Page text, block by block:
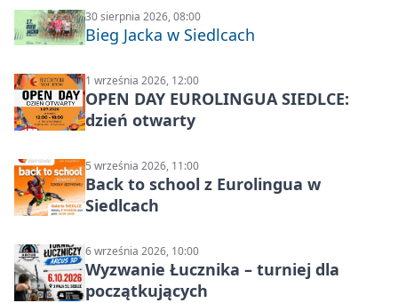
30 sierpnia 2026, 08:00
Bieg Jacka w Siedlcach
1 września 2026, 12:00
OPEN DAY EUROLINGUA SIEDLCE:
dzień otwarty
5 września 2026, 11:00
Back to school z Eurolingua w
Siedlcach
6 września 2026, 10:00
Wyzwanie Łucznika – turniej dla
początkujących